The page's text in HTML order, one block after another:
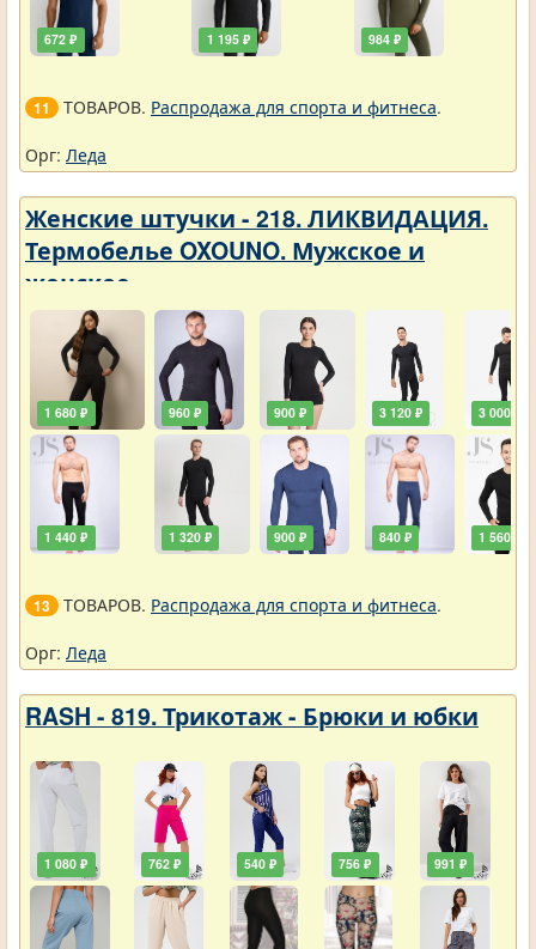
672 ₽ 1 195 ₽ 984 ₽
11 ТОВАРОВ. Распродажа для спорта и фитнеса.
Орг: Леда
Женские штучки - 218. ЛИКВИДАЦИЯ.
Термобелье OXOUNO. Мужское и
женское
1 680 ₽
1 440 ₽
960 ₽
1 320 ₽
900 ₽
900 ₽
3 120 ₽
840 ₽
3 000 ₽
1 560 ₽
13 ТОВАРОВ. Распродажа для спорта и фитнеса.
Орг: Леда
RASH - 819. Трикотаж - Брюки и юбки
1 080 ₽ 762 ₽ 540 ₽ 756 ₽ 991 ₽